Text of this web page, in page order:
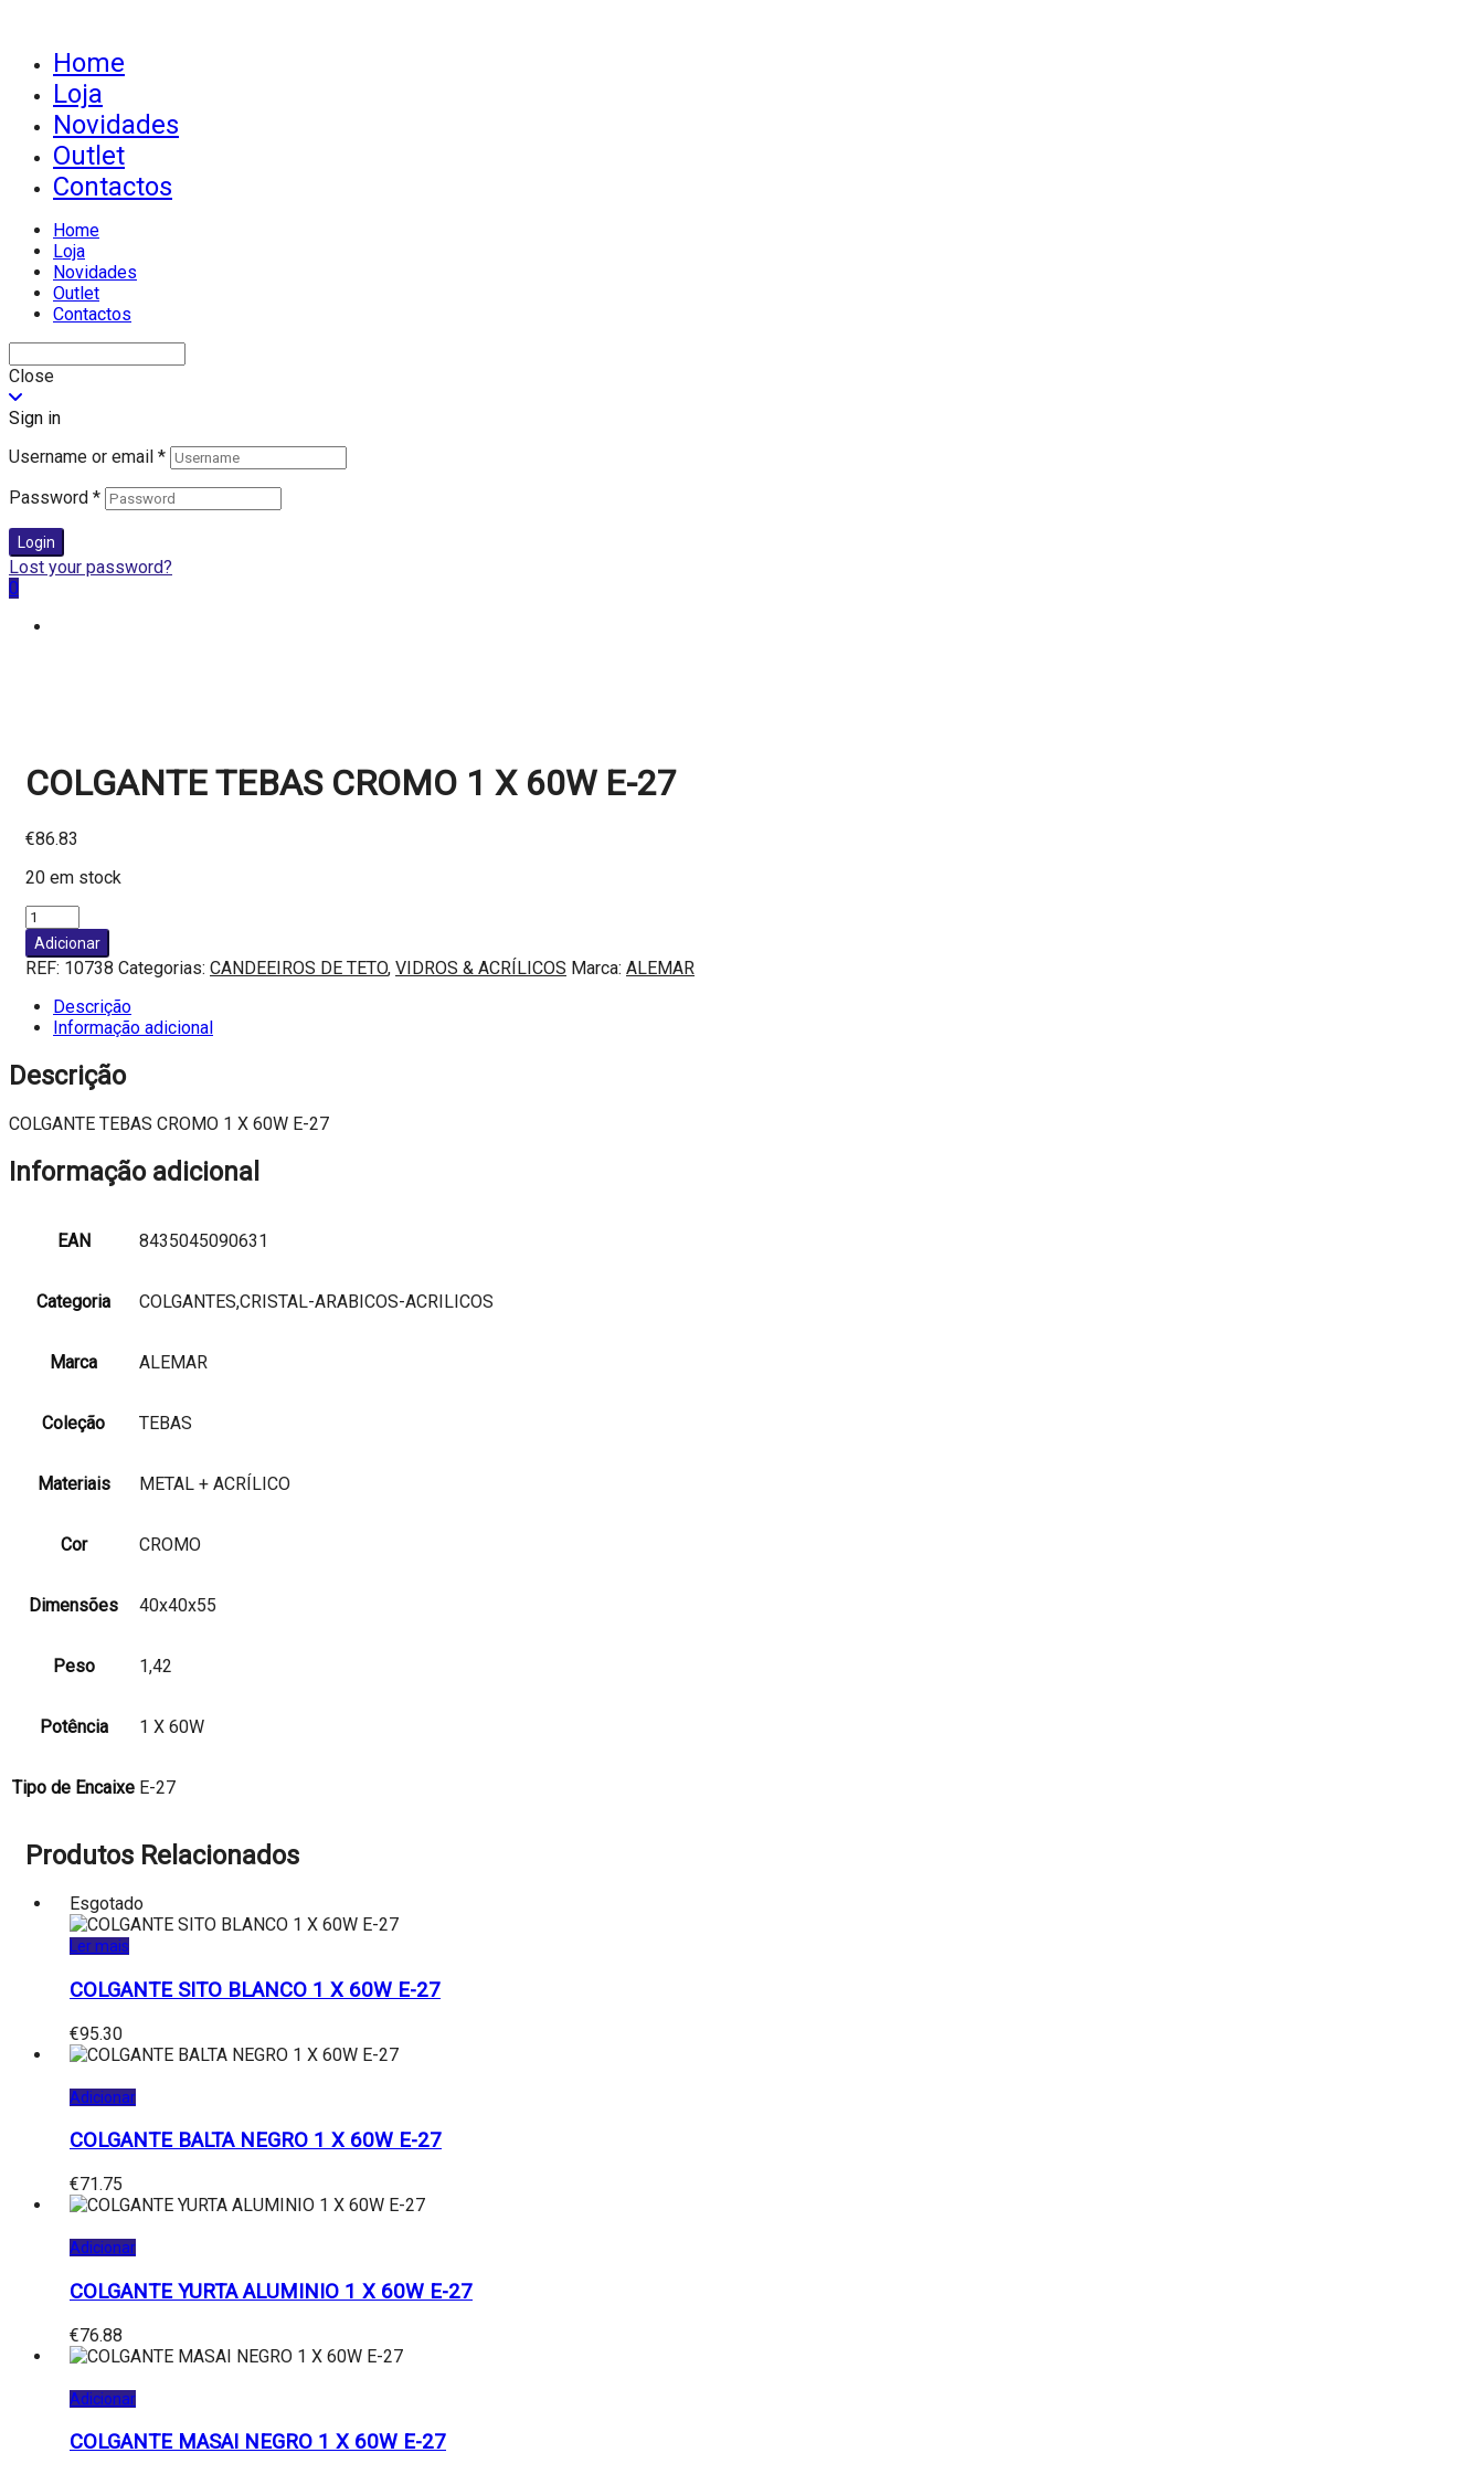
Home
Loja
Novidades
Outlet
Contactos
Home
Loja
Novidades
Outlet
Contactos
Close
Sign in
Username or email *
Password *
Login
Lost your password?
0
COLGANTE TEBAS CROMO 1 X 60W E-27
€86.83
20 em stock
Quantidade
de
COLGANTE
TEBAS
CROMO
E-
Adicionar
REF: 10738 Categorias: CANDEEIROS DE TETO, VIDROS & ACRÍLICOS Marca: ALEMAR
Descrição
Informação adicional
Descrição
COLGANTE TEBAS CROMO 1 X 60W E-27
Informação adicional
EAN 8435045090631
Categoria COLGANTES,CRISTAL-ARABICOS-ACRILICOS
Marca ALEMAR
Coleção TEBAS
Materiais METAL + ACRÍLICO
Cor CROMO
Dimensões 40x40x55
Peso 1,42
Potência 1 X 60W
Tipo de Encaixe E-27
Produtos Relacionados
Esgotado
Ler mais
COLGANTE SITO BLANCO 1 X 60W E-27
€95.30
Adicionar
COLGANTE BALTA NEGRO 1 X 60W E-27
€71.75
Adicionar
COLGANTE YURTA ALUMINIO 1 X 60W E-27
€76.88
Adicionar
COLGANTE MASAI NEGRO 1 X 60W E-27